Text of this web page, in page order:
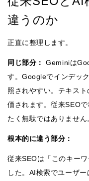
違うのか
正直に整理します。
同じ部分：
Geminiは
す。Googleでインデッ
照されやすい。テキス
価されます。従来SEO
たく無駄ではありません
根本的に違う部分：
従来SEOは「このキー
した。AI検索でユーザー